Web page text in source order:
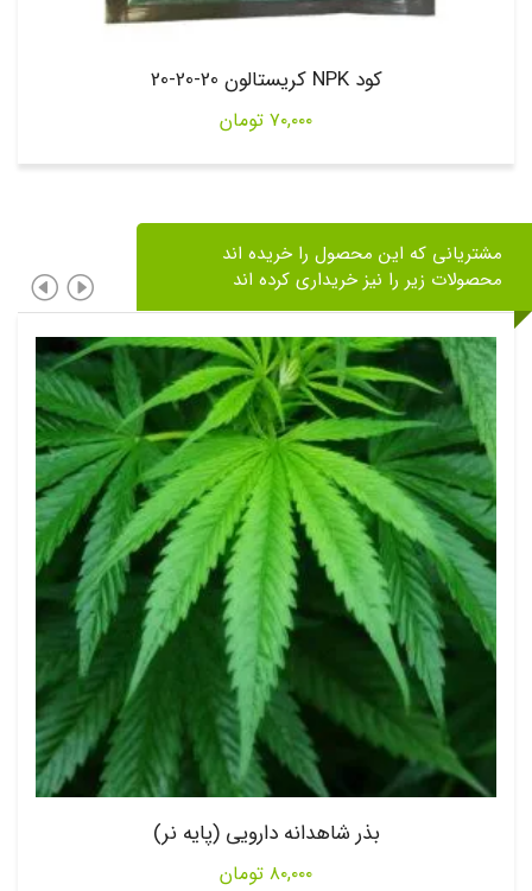
کود NPK کریستالون 20-20-20
۷۰,۰۰۰ تومان
مشتریانی که این محصول را خریده اند
محصولات زیر را نیز خریداری کرده اند
بذر شاهدانه دارویی (پایه نر)
۸۰,۰۰۰ تومان